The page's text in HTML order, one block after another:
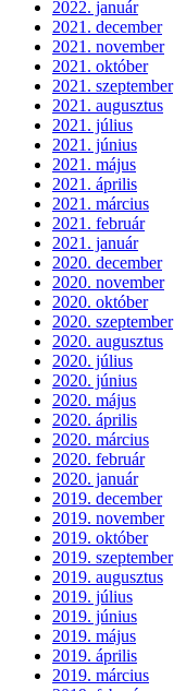
2022. január
2021. december
2021. november
2021. október
2021. szeptember
2021. augusztus
2021. július
2021. június
2021. május
2021. április
2021. március
2021. február
2021. január
2020. december
2020. november
2020. október
2020. szeptember
2020. augusztus
2020. július
2020. június
2020. május
2020. április
2020. március
2020. február
2020. január
2019. december
2019. november
2019. október
2019. szeptember
2019. augusztus
2019. július
2019. június
2019. május
2019. április
2019. március